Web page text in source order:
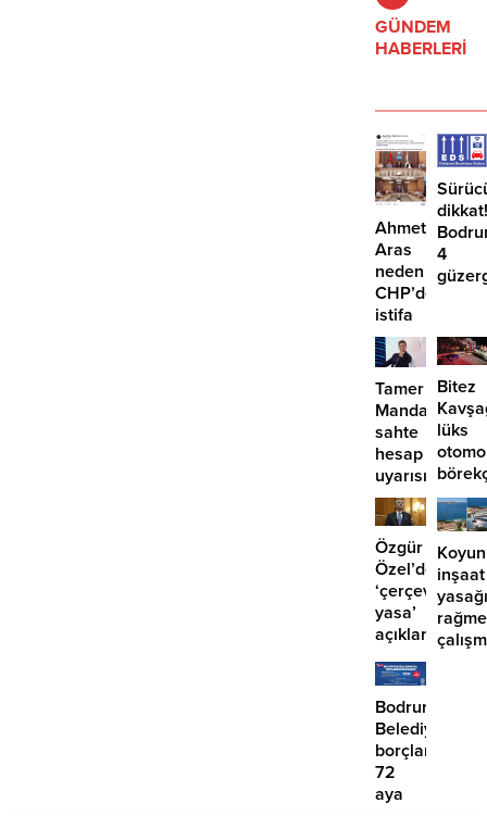
GÜNDEM
HABERLERİ
Ahmet
Aras
neden
CHP’den
istifa
etmiyor?
dikkat!
4
Tamer
sahte
hesap
uyarısı
Bitez
lüks
girdi:
2
Özgür
Özel’den
‘çerçeve
yasa’
açıklaması:
atma
çabamız
yok’
inşaat
Bodrum
borçlara
72
aya